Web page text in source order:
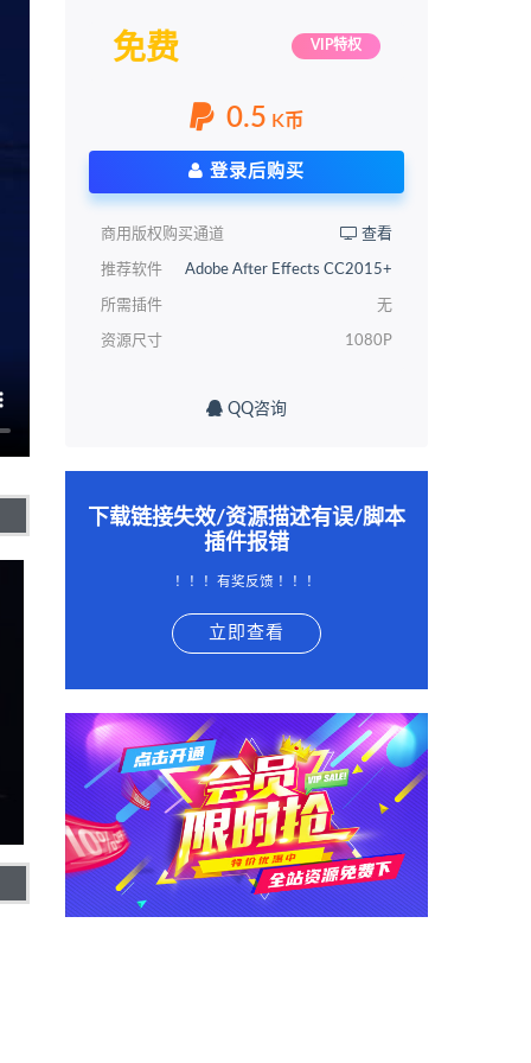
免费 VIP特权
0.5 K币
登录后购买
商用版权购买通道 查看
推荐软件 Adobe After Effects CC2015+
所需插件 无
资源尺寸 1080P
QQ咨询
下载链接失效/资源描述有误/脚本
插件报错
！！！有奖反馈 ！！！
立即查看